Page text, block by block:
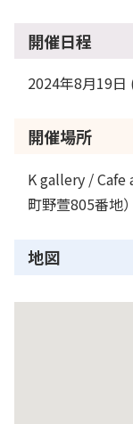
開催日程
2024年8月19日
開催場所
K gallery / Cafe
町野萱805番地）
地図